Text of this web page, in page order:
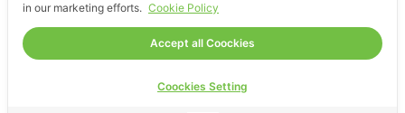
นโยบายความเป็นส่วนตัว
in our marketing efforts. Cookie Policy
Accept all Coockies
Coockies Setting